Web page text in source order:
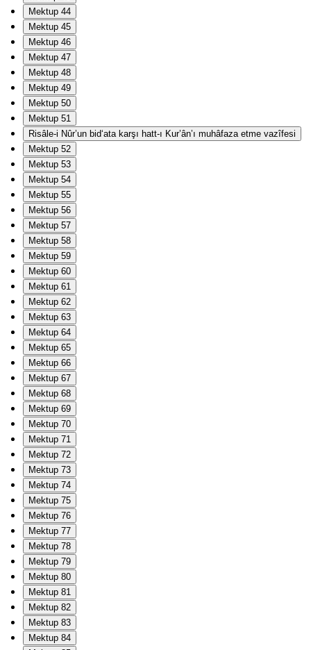
Mektup 44
Mektup 45
Mektup 46
Mektup 47
Mektup 48
Mektup 49
Mektup 50
Mektup 51
Risâle-i Nûr’un bid‘ata karşı hatt-ı Kur’ân’ı muhâfaza etme vazîfesi
Mektup 52
Mektup 53
Mektup 54
Mektup 55
Mektup 56
Mektup 57
Mektup 58
Mektup 59
Mektup 60
Mektup 61
Mektup 62
Mektup 63
Mektup 64
Mektup 65
Mektup 66
Mektup 67
Mektup 68
Mektup 69
Mektup 70
Mektup 71
Mektup 72
Mektup 73
Mektup 74
Mektup 75
Mektup 76
Mektup 77
Mektup 78
Mektup 79
Mektup 80
Mektup 81
Mektup 82
Mektup 83
Mektup 84